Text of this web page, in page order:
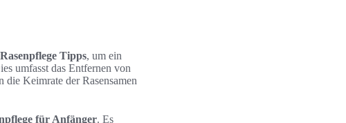
Rasenpflege Tipps, um ein
umfasst das Entfernen von
Keimrate der Rasensamen
für Anfänger. Es